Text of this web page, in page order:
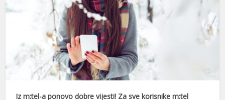
Iz m:tel-a ponovo dobre vijesti! Za sve korisnike m:tel